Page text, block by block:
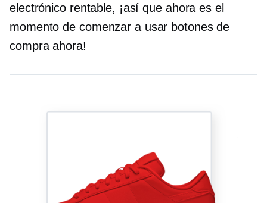
electrónico rentable, ¡así que ahora es el
momento de comenzar a usar botones de
compra ahora!